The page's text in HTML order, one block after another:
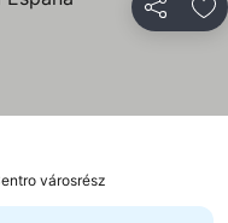
városrész